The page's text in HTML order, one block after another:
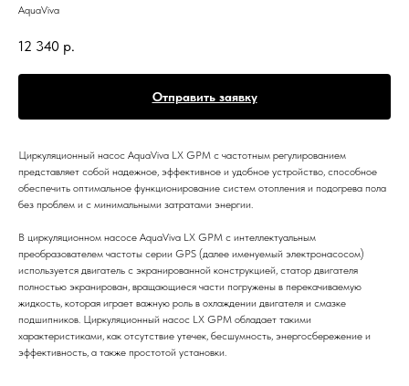
AquaViva
12 340 р.
Отправить заявку
Циркуляционный насос AquaViva LX GPM с частотным регулированием
представляет собой надежное, эффективное и удобное устройство, способное
обеспечить оптимальное функционирование систем отопления и подогрева пола
без проблем и с минимальными затратами энергии.
В циркуляционном насосе AquaViva LX GPM с интеллектуальным
преобразователем частоты серии GPS (далее именуемый электронасосом)
используется двигатель с экранированной конструкцией, статор двигателя
полностью экранирован, вращающиеся части погружены в перекачиваемую
жидкость, которая играет важную роль в охлаждении двигателя и смазке
подшипников. Циркуляционный насос LX GPM обладает такими
характеристиками, как отсутствие утечек, бесшумность, энергосбережение и
эффективность, а также простотой установки.